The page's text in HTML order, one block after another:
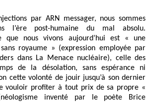
par ARN messager, nous sommes
l’ère post-humaine du mal absolu.
que nous vivons aujourd’hui est « une
royaume » (expression employée par
dans La Menace nucléaire), celle des
de la désolation, sans espérance ni
cette volonté de jouir jusqu’à son dernier
vouloir profiter à tout prix de sa propre «
inventé par le poète Brice